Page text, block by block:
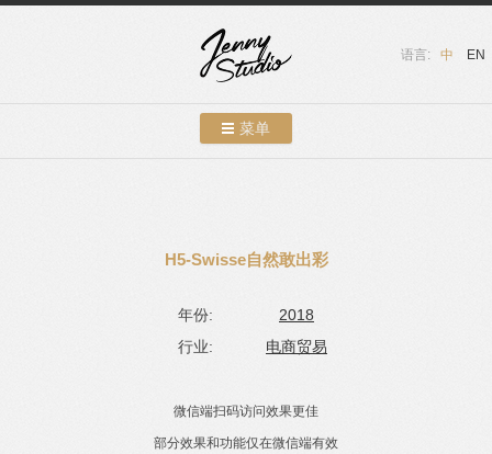
语言: 中 EN
菜单
跳转到内容
服务介绍
博客
H5-Swisse自然敢出彩
年份:
2018
行业:
电商贸易
微信端扫码访问效果更佳
部分效果和功能仅在微信端有效